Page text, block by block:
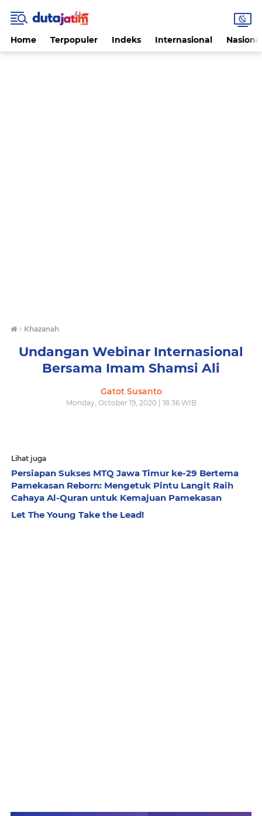
Home Terpopuler Indeks Internasional
› Khazanah
Undangan Webinar Internasional
Bersama Imam Shamsi Ali
Gatot Susanto
Monday, October 19, 2020 | 18:36 WIB
Lihat juga
Persiapan Sukses MTQ Jawa Timur ke-29 Bertema
Pamekasan Reborn: Mengetuk Pintu Langit Raih
Cahaya Al-Quran untuk Kemajuan Pamekasan
Let The Young Take the Lead!